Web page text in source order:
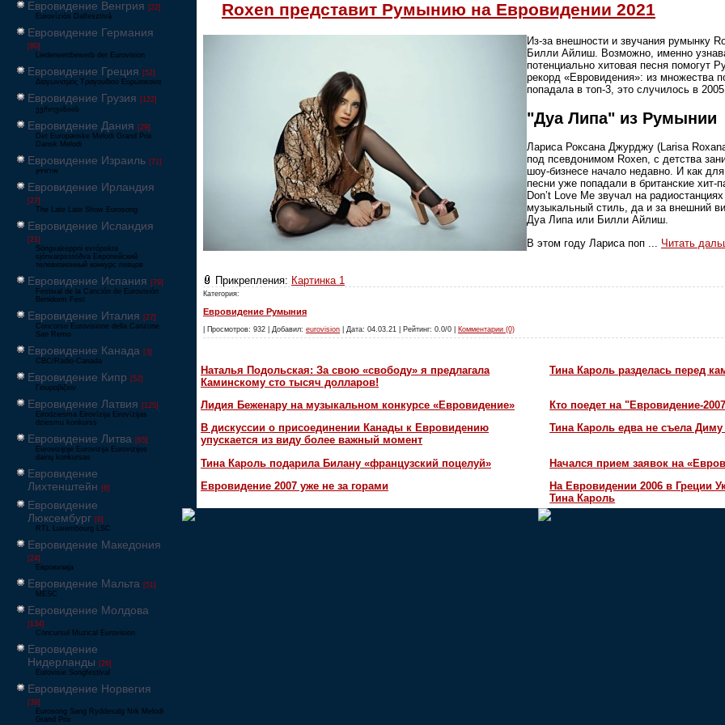
Евровидение Венгрия [22]
Eurovíziós Dalfesztivá
Евровидение Германия
[80]
Liederwettbewerb der Eurovision
Евровидение Греция [52]
Διαγωνισμός Τραγουδιού Ευρώεικονα
Евровидение Грузия [122]
ევროვიზიის
Евровидение Дания [29]
Det Europæiske Melodi Grand Prix
Dansk Melodi
Евровидение Израиль [71]
‏אירוויזיון
Евровидение Ирландия
[27]
The Late Late Show Eurosong
Евровидение Исландия
[21]
Söngvakeppni evrópskra
sjónvarpsstöðva Европейский
телевизионный конкурс певцов
Евровидение Испания [79]
Festival de la Canción de Eurovisión
Benidorm Fest
Евровидение Италия [27]
Concorso Eurovisione della Canzone
San Remo
Евровидение Канада [3]
CBC/Radio-Canada
Евровидение Кипр [52]
Γιουροβίζιον
Евровидение Латвия [125]
Eirodziesma Eirovīzija Eirovīzijas
dziesmu konkurss
Евровидение Литва [65]
Eurovizijoje Eurovizija Eurovizijos
dainų konkursas
Евровидение
Лихтенштейн [6]
Евровидение
Люксембург [6]
RTL Luxembourg LSC
Евровидение Македония
[24]
Евровизија
Евровидение Мальта [51]
MESC
Евровидение Молдова
[134]
Concursul Muzical Eurovision
Евровидение
Нидерланды [26]
Eurovisie Songfestival
Евровидение Норвегия
[39]
Eurosong Sang Ryddesalg Nrk Melodi
Grand Prix
Roxen представит Румынию на Евровидении 2021
Из-за внешности и звучания румынку
Билли Айлиш. Возможно, именно
потенциально хитовая песня помогут
рекорд «Евровидения»: из множества
попадала в топ-3, это случилось в
"Дуа Липа" из Румынии
Лариса Роксана Джурджу (Larisa
под псевдонимом Roxen, с детства
шоу-бизнесе начало недавно. И как
песни уже попадали в британские хит-
Don’t Love Me звучал на
музыкальный стиль, да и за внешний
Дуа Липа или Билли Айлиш.
В этом году Лариса поп
Читать
Прикрепления: Картинка 1
Категория:
Евровидение Румыния
| Просмотров: 932 | Добавил: eurovision | Дата: 04.03.21 | Рейтинг: 0.0/0 | Комментарии (0)
Наталья Подольская: За свою «свободу» я предлагала
Каминскому сто тысяч долларов!
Тина Кароль разделась перед
Лидия Беженару на музыкальном конкурсе «Евровидение»
Кто поедет на "Евровидение-
В дискуссии о присоединении Канады к Евровидению
упускается из виду более важный момент
Тина Кароль едва не съела
Тина Кароль подарила Билану «французский поцелуй»
Начался прием заявок на
Евровидение 2007 уже не за горами
На Евровидении 2006 в Греции
Тина Кароль